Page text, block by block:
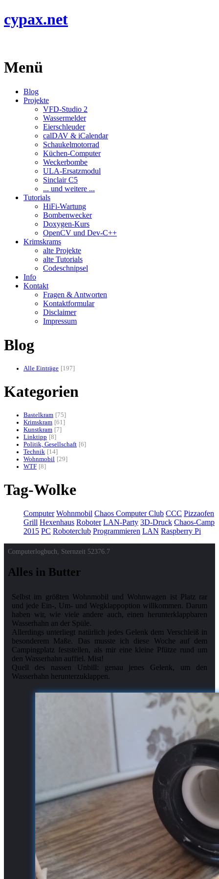
cypax.net
Menü
Blog
Projekte
VFD-Studio 2
Wassermelder
Eierschleuder
calDAV & iCalendar
Schaukelmotorrad
Küchen-Computer
Weckerbombe
ULA-Ersatzmodul
Sinclair C5
... und weitere ...
Tutorials
HiFi-Wartung
Bombenwecker
Doxygen-Kurs
OpenCV und Dev-C++
Krimskrams
alte Projekte
alte Tutorials
Codeschnipsel
Info
Kontakt
Fragen & Antworten
Kontaktformular
Disclaimer
Impressum
Blog
Alle Einträge 197
Kategorien
Bastelkram
75
Krimskram 61
Kunstkram
7
Linktipp
8
Politik, Gesellschaft 6
Technik
14
Wohnmobil
29
WTF 8
Tag-Wolke
Computer Wohnmobil Chaos Computer Club CCC Pizzaofen
Grill Hexenhaus Roboter LAN-Party 3D-Druck Chaos-Camp
2015 PC Roboterclub Programmieren LAN Raspberry Pi
Computerlogbuch, Sternzeit 52376.7
Alles in Butter
Selbst im größten Wohnmobil und Wohnwagen ist Platz rar
und jede Ein-, Um- und Wegklappoption willkommen. Darum
haben wir, wie viele andere auch, einen herunterklappbaren
Wasserhahn an der Spüle.
Allerdings unterliegt natürlich jedes Gelenk dem Verschleiß in
besonderem Maße. Das musste ich diese Woche auf dem
Campingplatz feststellen, als mir eine kleine Pfütze rund um
den Wasserhahn auffiel. Mist!
Quell des nassen Unbill: genau jenes Gelenk, um den